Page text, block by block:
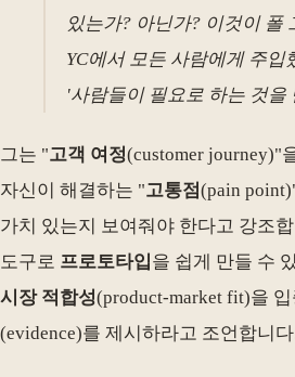
있는가? 아닌가? 이것이 폴
YC에서 모든 사람에게 주입
'사람들이 필요로 하는 것을
그는 "고객 여정(customer journey)"
자신이 해결하는 "고통점(pain
가치 있는지 보여줘야 한다고 강조
도구로 프로토타입을 쉽게 만들 수
시장 적합성(product-market fit)을
(evidence)를 제시하라고 조언합니